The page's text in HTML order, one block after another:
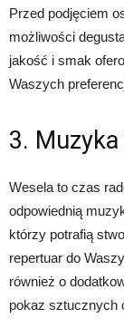
Przed podjęciem
możliwości
jakość i smak
Waszych
3.
Wesela to czas
odpowiednią
którzy potrafią
repertuar do
również o
pokaz sztucznych